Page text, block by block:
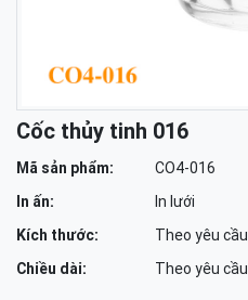
Cốc thủy tinh 016
Mã sản phẩm:
CO4-016
In ấn:
In lưới
Kích thước:
Theo yêu cầu
Chiều dài:
Theo yêu cầu